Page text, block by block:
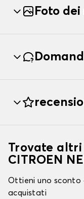
Foto
Trovate altri
CITROEN
Ottieni uno sconto
acquistati